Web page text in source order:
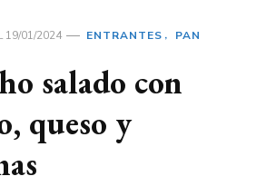
19/01/2024 ENTRANTES PAN
salado con
queso y